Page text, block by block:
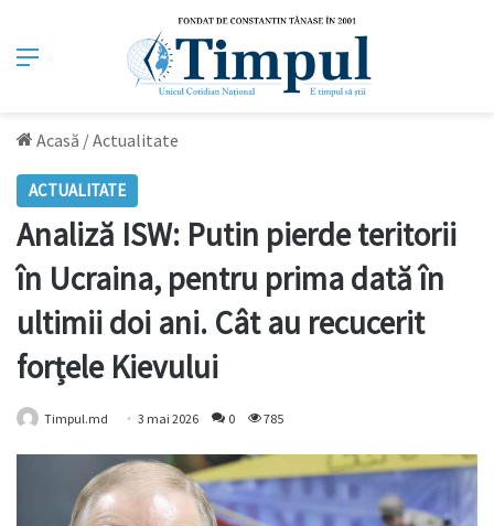
Meniu
Acasă /Actualitate
ACTUALITATE
Analiză ISW: Putin pierde teritorii
în Ucraina, pentru prima dată în
ultimii doi ani. Cât au recucerit
forțele Kievului
Timpul.md 3 mai 2026 0 785